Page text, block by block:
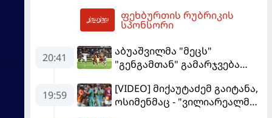
ფეხბურთის რუბრიკის
სპონსორი
20:41
აბუაშვილმა "მეცს"
"გენგამთან" გამარჯვება
19:59
[VIDEO] მიქაუტაძემ გაიტანა,
ოსიმენმაც - "ვილიარეალმა"